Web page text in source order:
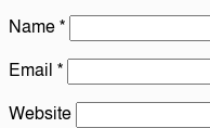
Name*
Email *
Website